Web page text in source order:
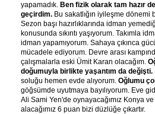
yapamadık. Ben fizik olarak tam hazır
geçirdim. Bu sakatlığın iyileşme dönemi
Sezon başı hazırlıklarında idman
konusunda sıkıntı yaşıyorum. Takımla
idman yapamıyorum. Sahaya çıkınca
mücadele ediyorum. Devre arası
çalışmalarla eski Ümit Karan olacağım.
doğumuyla birlikte yaşantım da değişti.
soluğu hemen evde alıyorum. Oğlumu
göğsümde uyutmaya bayılıyorum. Eve
Ali Sami Yen'de oynayacağımız Konya
alacağımız 6 puan bizi düzlüğe çıkartır.